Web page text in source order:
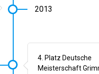
2013
4. Platz Deutsche
Meisterschaft